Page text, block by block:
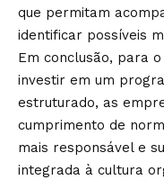
que permitam
identificar possíveis
Em conclusão, para
investir em um
estruturado, as
cumprimento de
mais responsável e
integrada à cultura